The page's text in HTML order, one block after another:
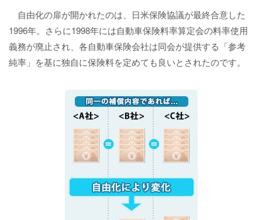
自由化の扉が開かれたのは、日米保険協議が最終合意した
1996年。さらに1998年には自動車保険料率算定会の料率使用
義務が廃止され、各自動車保険会社は同会が提供する「参考
純率」を基に独自に保険料を定めても良いとされたのです。